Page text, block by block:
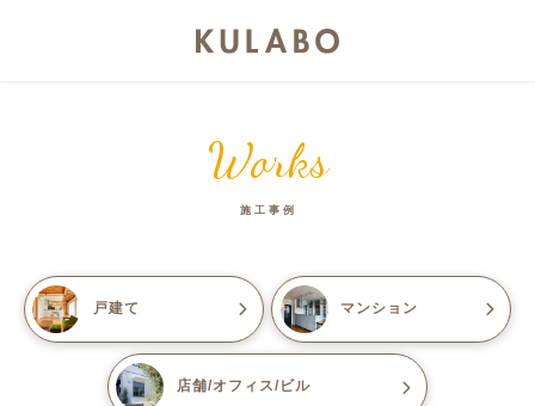
Works
施工事例
戸建て マンション
店舗/オフィス/ビル